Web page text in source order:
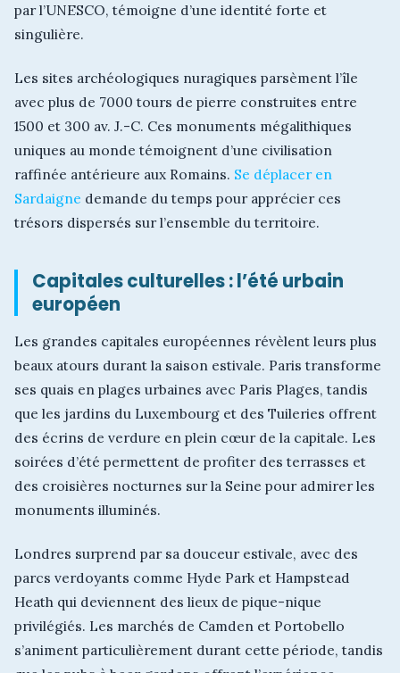
par l’UNESCO, témoigne d’une identité forte et
singulière.
Les sites archéologiques nuragiques parsèment l’île
avec plus de 7000 tours de pierre construites entre
1500 et 300 av. J.-C. Ces monuments mégalithiques
uniques au monde témoignent d’une civilisation
raffinée antérieure aux Romains. Se déplacer en
Sardaigne demande du temps pour apprécier ces
trésors dispersés sur l’ensemble du territoire.
Capitales culturelles : l’été urbain
européen
Les grandes capitales européennes révèlent leurs plus
beaux atours durant la saison estivale. Paris transforme
ses quais en plages urbaines avec Paris Plages, tandis
que les jardins du Luxembourg et des Tuileries offrent
des écrins de verdure en plein cœur de la capitale. Les
soirées d’été permettent de profiter des terrasses et
des croisières nocturnes sur la Seine pour admirer les
monuments illuminés.
Londres surprend par sa douceur estivale, avec des
parcs verdoyants comme Hyde Park et Hampstead
Heath qui deviennent des lieux de pique-nique
privilégiés. Les marchés de Camden et Portobello
s’animent particulièrement durant cette période, tandis